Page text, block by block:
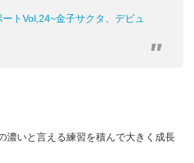
ートVol,24~金子サクタ、デビュ
濃いと言える練習を積んで大きく成長